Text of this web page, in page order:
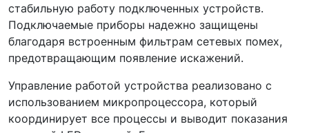
стабильную работу подключенных устройств.
Подключаемые приборы надежно защищены
благодаря встроенным фильтрам сетевых помех,
предотвращающим появление искажений.
Управление работой устройства реализовано с
использованием микропроцессора, который
координирует все процессы и выводит показания